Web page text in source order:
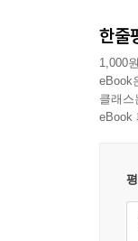
한줄
1,000
eBook
클래
eBook